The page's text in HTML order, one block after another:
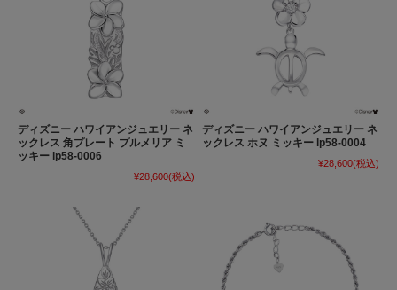
ディズニー ハワイアンジュエリー ネ
ックレス 角プレート プルメリア ミ
ッキー lp58-0006
¥28,600(税込)
ディズニー ハワイアンジュエリー ネ
ックレス ホヌ ミッキー lp58-0004
¥28,600(税込)